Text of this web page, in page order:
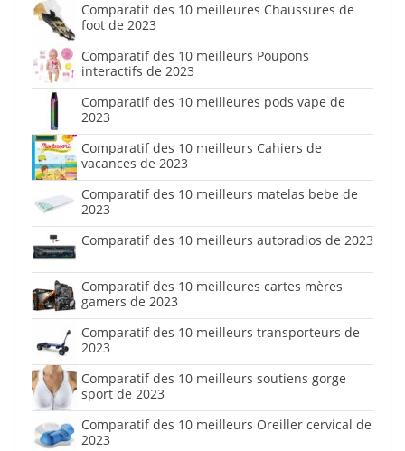
Comparatif des 10 meilleures Chaussures de
foot de 2023
Comparatif des 10 meilleurs Poupons
interactifs de 2023
Comparatif des 10 meilleures pods vape de
2023
Comparatif des 10 meilleurs Cahiers de
vacances de 2023
Comparatif des 10 meilleurs matelas bebe de
2023
Comparatif des 10 meilleurs autoradios de 2023
Comparatif des 10 meilleures cartes mères
gamers de 2023
Comparatif des 10 meilleurs transporteurs de
2023
Comparatif des 10 meilleurs soutiens gorge
sport de 2023
Comparatif des 10 meilleurs Oreiller cervical de
2023